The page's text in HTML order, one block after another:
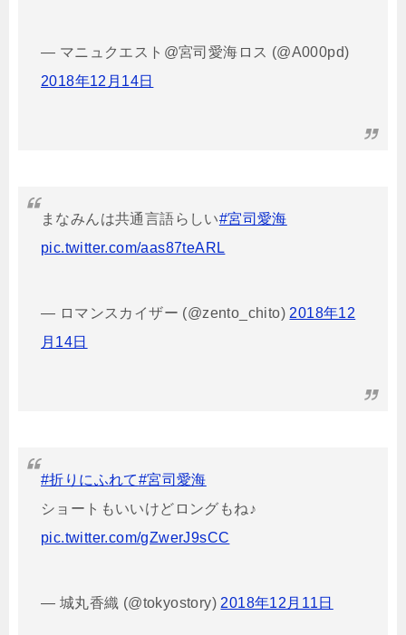
— マニュクエスト@宮司愛海ロス (@A000pd)
2018年12月14日
まなみんは共通言語らしい#宮司愛海
pic.twitter.com/aas87teARL
— ロマンスカイザー (@zento_chito) 2018年12
月14日
#折りにふれて#宮司愛海
ショートもいいけどロングもね♪
pic.twitter.com/gZwerJ9sCC
— 城丸香織 (@tokyostory) 2018年12月11日